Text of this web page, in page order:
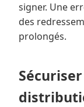
signer. Une
des
prolongés.